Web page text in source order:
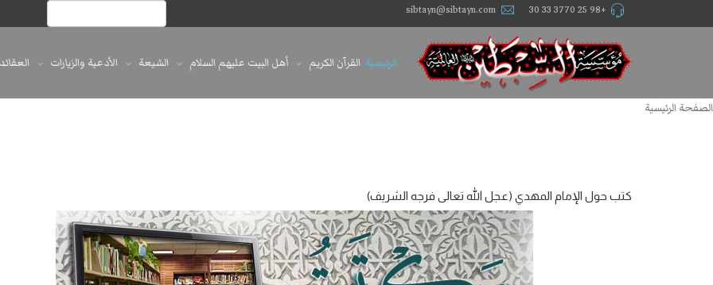
+98 25 3770 33 30
sibtayn@sibtayn.com
الرئيسية القرآن الكريم أهل البيت عليهم السلام الشيعة الأدعية والزيارات العقائد
الصفحة الرئيسية
كتب حول الإمام المهدي (عجل الله تعالی فرجه الشریف)